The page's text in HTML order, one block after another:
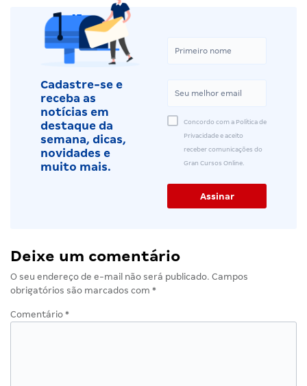
Cadastre-se e
receba as
notícias em
destaque da
semana, dicas,
novidades e
muito mais.
Concordo com a Política de
Privacidade e aceito
receber comunicações do
Gran Cursos Online.
Deixe um comentário
O seu endereço de e-mail não será publicado. Campos
obrigatórios são marcados com *
Comentário *